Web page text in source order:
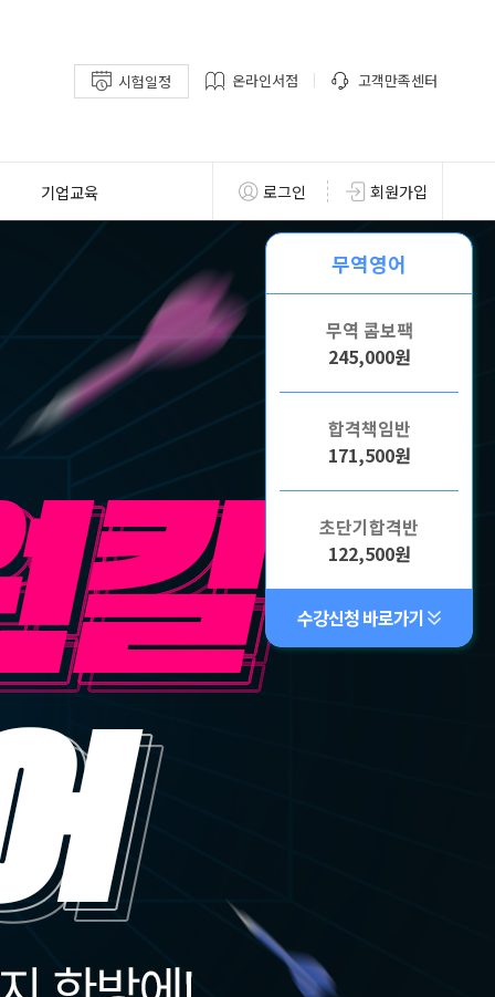
시험일정 온라인서점 고객만족센터
기업교육 로그인 회원가입
무역영어
무역 콤보팩
245,000원
합격책임반
171,500원
초단기합격반
122,500원
수강신청 바로가기